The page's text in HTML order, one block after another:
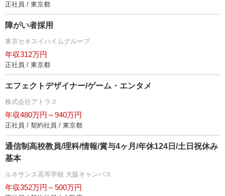
正社員 / 東京都
障がい者採用
東京セキスイハイムグループ
年収312万円
正社員 / 東京都
エフェクトデザイナー/ゲーム・エンタメ
株式会社アトラス
年収480万円～940万円
正社員 / 契約社員 / 東京都
通信制高校教員/理科/情報/賞与4ヶ月/年休124日/土日祝休み
基本
ルネサンス高等学校 大阪キャンパス
年収352万円～500万円